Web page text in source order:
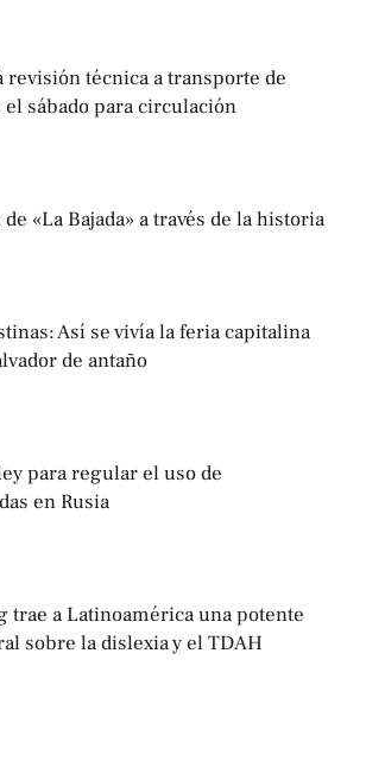
revisión técnica a transporte de
el sábado para circulación
«La Bajada» a través de la historia
Así se vivía la feria capitalina
de antaño
para regular el uso de
en Rusia
trae a Latinoamérica una potente
sobre la dislexia y el TDAH